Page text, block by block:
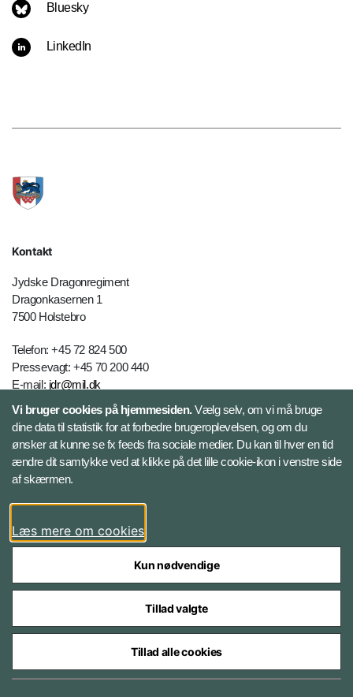
Bluesky
LinkedIn
Kontakt
Jydske Dragonregiment
Dragonkasernen 1
7500 Holstebro
Telefon: +45 72 824 500
Pressevagt: +45 70 200 440
E-mail: jdr@mil.dk
Databeskyttelse
Følg Jydske Dragonregiment
Facebook
Styrelser og myndigheder under Forsvarsministeriet
Vi bruger cookies på hjemmesiden.Vælg selv, om vi må bruge
dine data til statistik for at forbedre brugeroplevelsen, og om du
ønsker at kunne se fx feeds fra sociale medier. Du kan til hver en tid
ændre dit samtykke ved at klikke på det lille cookie-ikon i venstre side
af skærmen.
Læs mere om cookies
Kun nødvendige
Tillad valgte
Tillad alle cookies